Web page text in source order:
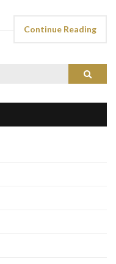
Continue Reading
Search